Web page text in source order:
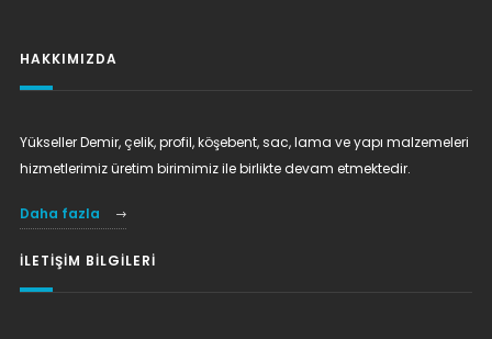
HAKKIMIZDA
Yükseller Demir, çelik, profil, köşebent, sac, lama ve yapı malzemeleri
hizmetlerimiz üretim birimimiz ile birlikte devam etmektedir.
Daha fazla
İLETIŞIM BILGILERI